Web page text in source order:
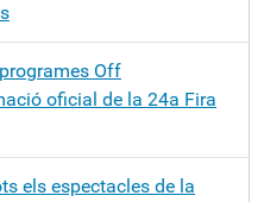
Off
oficial de la 24a Fira
els espectacles de la